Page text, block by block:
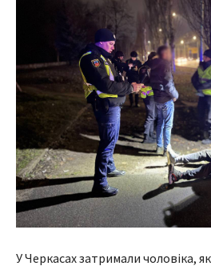
У Черкасах затримали чоловіка,